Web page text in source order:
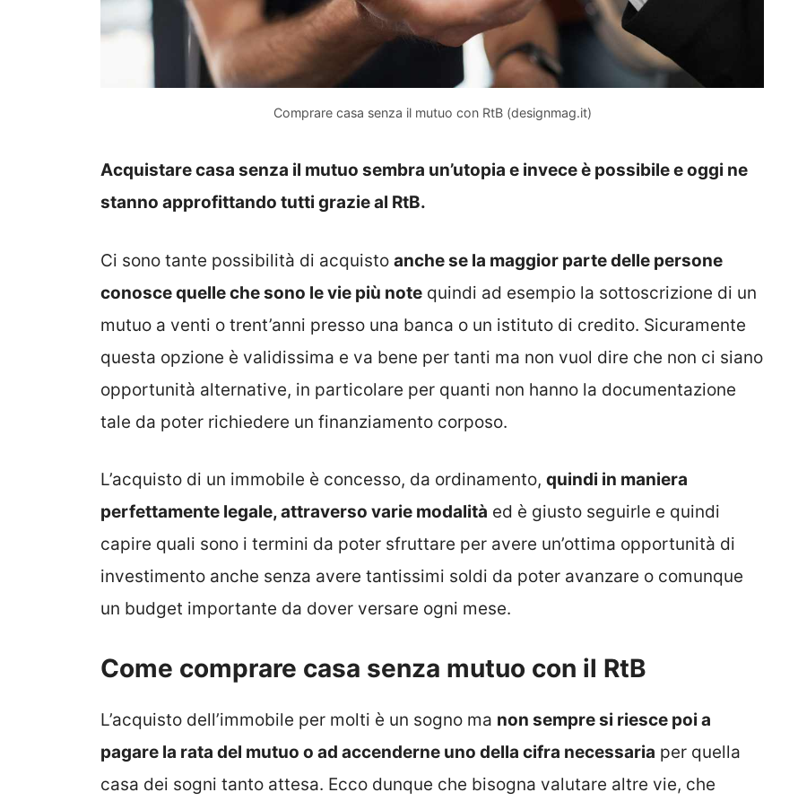
Comprare casa senza il mutuo con RtB (designmag.it)
Acquistare casa senza il mutuo sembra un’utopia e invece è possibile e oggi ne
stanno approfittando tutti grazie al RtB.
Ci sono tante possibilità di acquisto anche se la maggior parte delle persone
conosce quelle che sono le vie più note quindi ad esempio la sottoscrizione di un
mutuo a venti o trent’anni presso una banca o un istituto di credito. Sicuramente
questa opzione è validissima e va bene per tanti ma non vuol dire che non ci siano
opportunità alternative, in particolare per quanti non hanno la documentazione
tale da poter richiedere un finanziamento corposo.
L’acquisto di un immobile è concesso, da ordinamento, quindi in maniera
perfettamente legale, attraverso varie modalità ed è giusto seguirle e quindi
capire quali sono i termini da poter sfruttare per avere un’ottima opportunità di
investimento anche senza avere tantissimi soldi da poter avanzare o comunque
un budget importante da dover versare ogni mese.
Come comprare casa senza mutuo con il RtB
L’acquisto dell’immobile per molti è un sogno ma non sempre si riesce poi a
pagare la rata del mutuo o ad accenderne uno della cifra necessaria per quella
casa dei sogni tanto attesa. Ecco dunque che bisogna valutare altre vie, che